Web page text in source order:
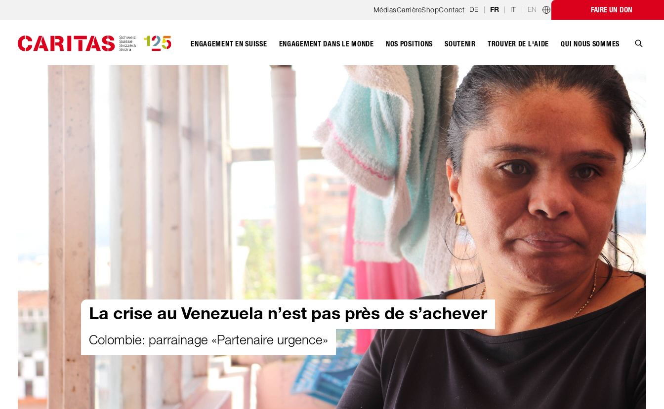
Aller au contenu
MédiasCarrièreShopContact DE | FR | IT | EN
Programmes par paysFAIRE UN DON
ENGAGEMENT EN SUISSE ENGAGEMENT DANS LE MONDE NOS POSITIONS SOUTENIR TROUVER DE L'AIDE QUI NOUS SOMMES
La crise au Venezuela n’est pas près de s’achever
Colombie: parrainage «Partenaire urgence»